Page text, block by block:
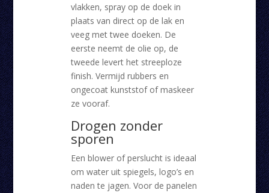
vlakken, spray op de doek in
plaats van direct op de lak en
veeg met twee doeken. De
eerste neemt de olie op, de
tweede levert het streeploze
finish. Vermijd rubbers en
ongecoat kunststof of maskeer
ze vooraf.
Drogen zonder
sporen
Een blower of perslucht is ideaal
om water uit spiegels, logo’s en
naden te jagen. Voor de panelen